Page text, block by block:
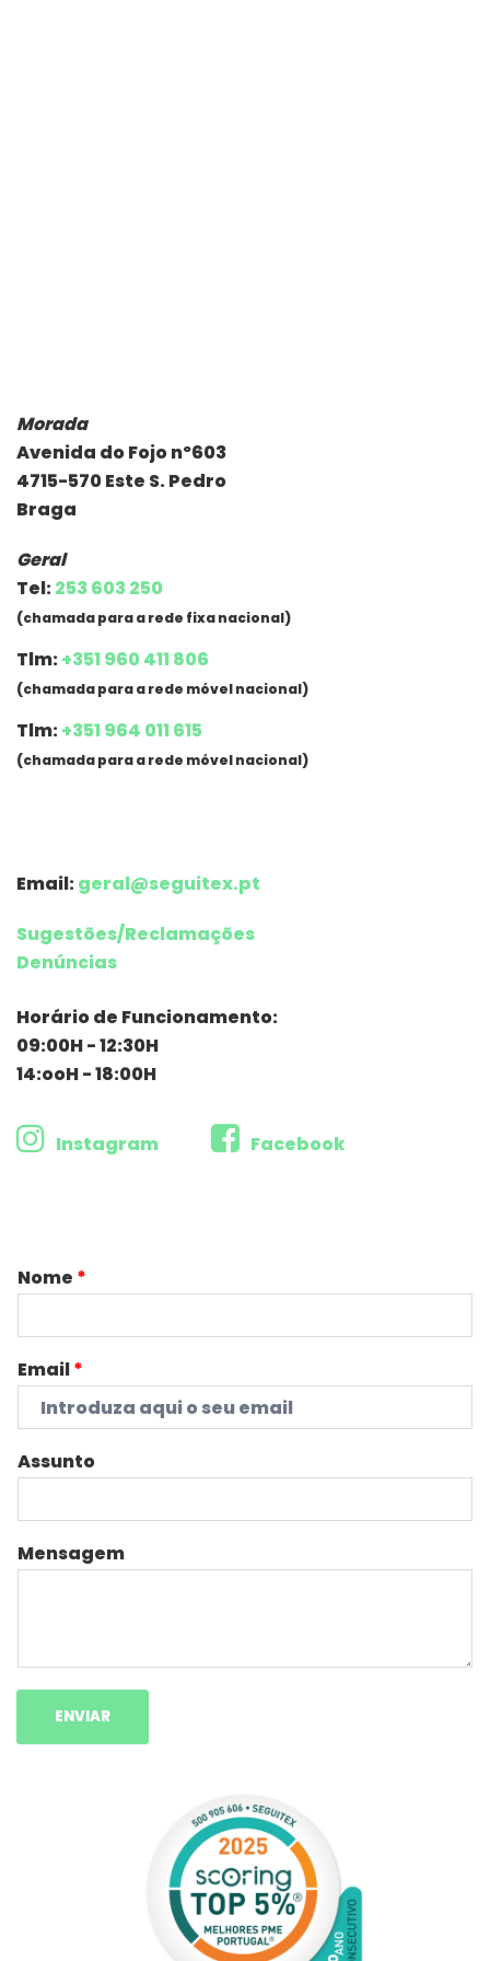
Morada
Avenida do Fojo nº603
4715-570 Este S. Pedro
Braga
Geral
Tel:253 603 250
(chamada para a rede fixa nacional)
Tlm:+351 960 411 806
(chamada para a rede móvel nacional)
Tlm:+351 964 011 615
(chamada para a rede móvel nacional)
Email:geral@seguitex.pt
Sugestões/Reclamações
Denúncias
Horário de Funcionamento:
09:00H - 12:30H
14:ooH - 18:00H
Instagram Facebook
Nome *
Email*
Assunto
Mensagem
ENVIAR